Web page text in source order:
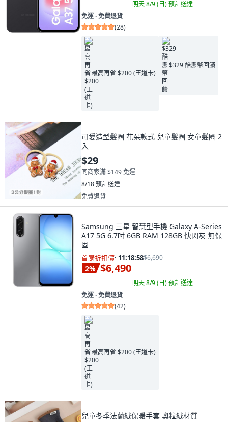
明天 8/9 (日)預計送達
免運 ∙ 免費退貨
(28)
最高再省 $200 (王道卡)
$329 酷澎幣回饋
可愛造型髮圈 花朵款式 兒童髮圈 女童髮圈 2
入
$29
同商家滿 $149 免運
8/18預計送達
免費退貨
Samsung 三星 智慧型手機 Galaxy A-Series
A17 5G 6.7吋 6GB RAM 128GB 快閃灰 無保
固
首購折扣價· 11:18:57$6,690
2% $6,490
明天 8/9 (日)預計送達
免運 ∙ 免費退貨
(42)
最高再省 $200 (王道卡)
兒童冬季法蘭絨保暖手套 奧粒絨材質